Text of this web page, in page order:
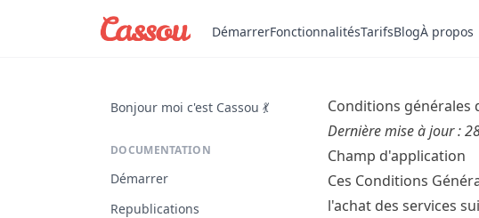
DémarrerFonctionnalitésTarifsBlogÀ propos
Bonjour moi c'est Cassou 💃
DOCUMENTATION
Démarrer
Republications
Conditions
Dernière mise à jour :
Champ d'application
Ces Conditions
l'achat des services